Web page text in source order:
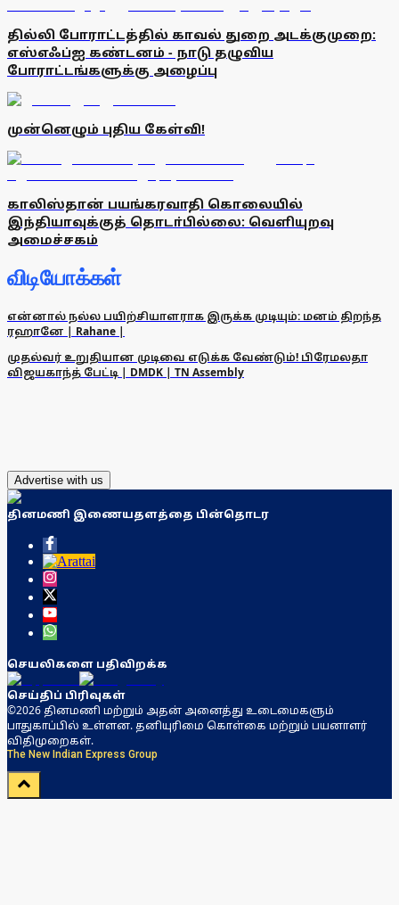
தில்லி போராட்டத்தில் காவல் துறை அடக்குமுறை:
எஸ்எஃப்ஐ கண்டனம் - நாடு தழுவிய
போராட்டங்களுக்கு அழைப்பு
முன்னெழும் புதிய கேள்வி!
காலிஸ்தான் பயங்கரவாதி கொலையில்
இந்தியாவுக்குத் தொடா்பில்லை: வெளியுறவு
அமைச்சகம்
விடியோக்கள்
என்னால் நல்ல பயிற்சியாளராக இருக்க முடியும்: மனம் திறந்த
ரஹானே | Rahane |
முதல்வர் உறுதியான முடிவை எடுக்க வேண்டும்! பிரேமலதா
விஜயகாந்த் பேட்டி | DMDK | TN Assembly
Advertise with us
தினமணி இணையதளத்தை பின்தொடர
செயலிகளை பதிவிறக்க
செய்திப் பிரிவுகள்
©2026 தினமணி மற்றும் அதன் அனைத்து உடைமைகளும்
பாதுகாப்பில் உள்ளன. தனியுரிமை கொள்கை மற்றும் பயனாளர்
விதிமுறைகள்.
The New Indian Express Group